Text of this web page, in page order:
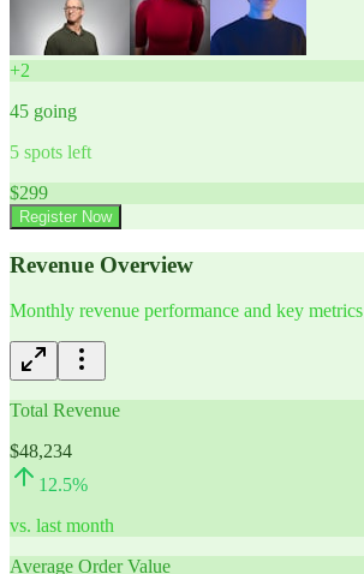
+2
45 going
5 spots left
$299
Register Now
Revenue Overview
Monthly revenue performance and key metrics
Total Revenue
$48,234
12.5%
vs. last month
Average Order Value